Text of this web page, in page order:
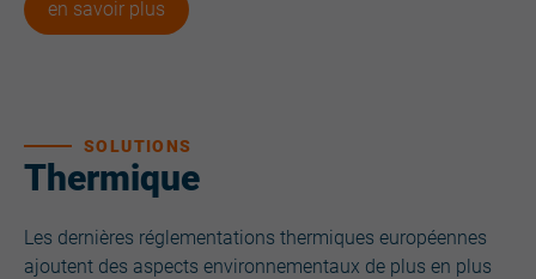
en savoir plus
Thermique
SOLUTIONS
Les dernières réglementations thermiques européennes
ajoutent des aspects environnementaux de plus en plus